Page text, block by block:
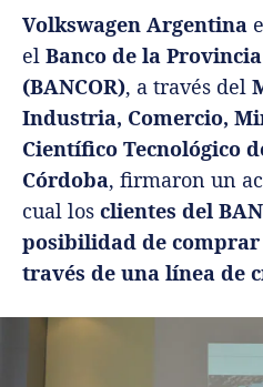
Volkswagen Argentina
el Banco de la
(BANCOR), a través del
Industria, Comercio,
Científico Tecnológico
Córdoba, firmaron un
cual los clientes del
posibilidad de
través de una línea de